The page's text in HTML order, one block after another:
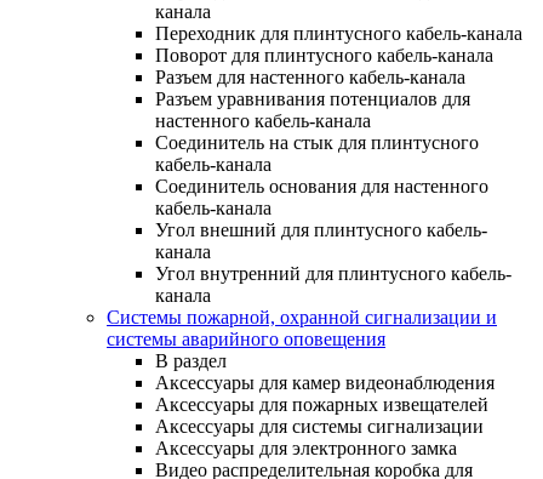
канала
Переходник для плинтусного кабель-канала
Поворот для плинтусного кабель-канала
Разъем для настенного кабель-канала
Разъем уравнивания потенциалов для
настенного кабель-канала
Соединитель на стык для плинтусного
кабель-канала
Соединитель основания для настенного
кабель-канала
Угол внешний для плинтусного кабель-
канала
Угол внутренний для плинтусного кабель-
канала
Системы пожарной, охранной сигнализации и
системы аварийного оповещения
В раздел
Аксессуары для камер видеонаблюдения
Аксессуары для пожарных извещателей
Аксессуары для системы сигнализации
Аксессуары для электронного замка
Видео распределительная коробка для